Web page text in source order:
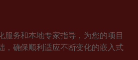
服务和本地专家指导，为您的项目
，确保顺利适应不断变化的嵌入式